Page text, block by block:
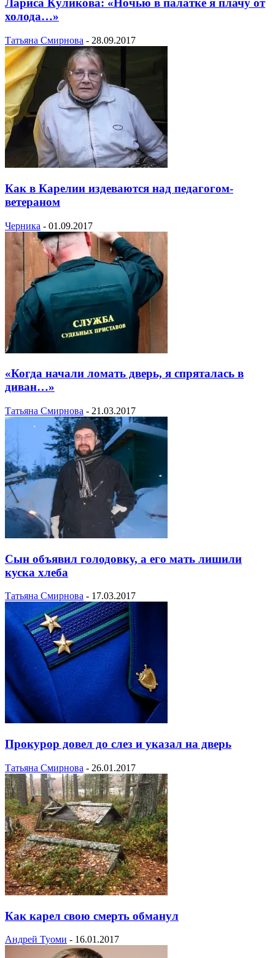
Лариса Куликова: «Ночью в палатке я плачу от
холода…»
Татьяна Смирнова - 28.09.2017
Как в Карелии издеваются над педагогом-
ветераном
Черника - 01.09.2017
«Когда начали ломать дверь, я спряталась в
диван…»
Татьяна Смирнова - 21.03.2017
Сын объявил голодовку, а его мать лишили
куска хлеба
Татьяна Смирнова - 17.03.2017
Прокурор довел до слез и указал на дверь
Татьяна Смирнова - 26.01.2017
Как карел свою смерть обманул
Андрей Туоми - 16.01.2017